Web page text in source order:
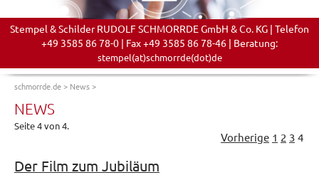
Stempel & Schilder RUDOLF SCHMORRDE GmbH & Co. KG | Telefon
+49 3585 86 78-0 | Fax +49 3585 86 78-46 | Beratung:
stempel(at)schmorrde(dot)de
schmorrde.de> News>
NEWS
Seite 4 von 4.
Vorherige 1 2 3 4
Der Film zum Jubiläum